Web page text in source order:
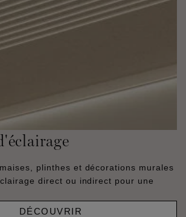
plinthes et décorations murales
direct ou indirect pour une
DÉCOUVRIR